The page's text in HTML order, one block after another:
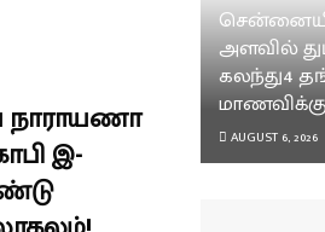
நாராயணா
இ-
அளவில்
கலந்து4
AUGUST 6, 2026